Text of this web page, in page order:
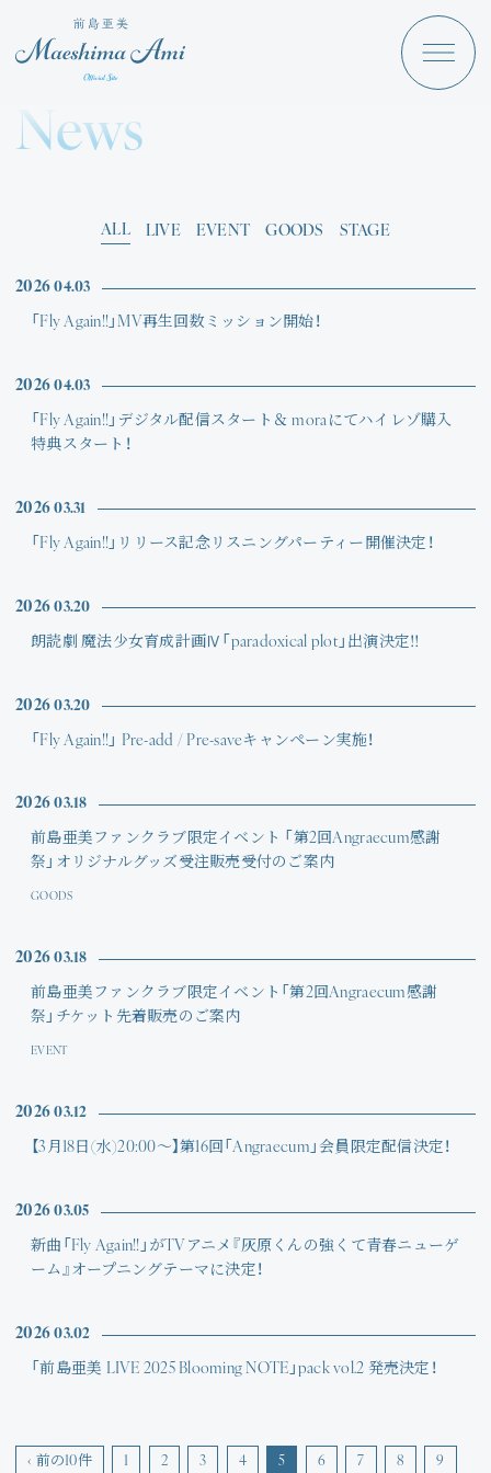
Maeshima Ami Discography
News
Profile
Store
Angraecum
Voice
回想録
News
ALL LIVE EVENT GOODS STAGE
202604.03
「Fly Again!!」MV再生回数ミッション開始！
202604.03
「Fly Again!!」デジタル配信スタート＆ moraにてハイレゾ購入
特典スタート！
202603.31
「Fly Again!!」リリース記念リスニングパーティー開催決定！
202603.20
朗読劇 魔法少女育成計画Ⅳ「paradoxical plot」出演決定‼
202603.20
「Fly Again!!」 Pre-add / Pre-saveキャンペーン実施！
202603.18
前島亜美ファンクラブ限定イベント 「第2回Angraecum感謝
祭」オリジナルグッズ受注販売受付のご案内
GOODS
202603.18
前島亜美ファンクラブ限定イベント「第2回Angraecum感謝
祭」チケット先着販売のご案内
EVENT
202603.12
【3月18日(水)20:00〜】第16回「Angraecum」会員限定配信決定！
202603.05
新曲「Fly Again!!」がTVアニメ『灰原くんの強くて青春ニューゲ
ーム』オープニングテーマに決定！
202603.02
「前島亜美 LIVE 2025 Blooming NOTE」pack vol.2 発売決定！
‹ 前の10件 1 2 3 4 5 6 7 8 9